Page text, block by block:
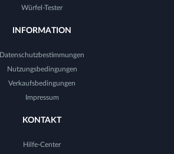
Würfel-Tester
INFORMATION
Datenschutzbestimmungen
Nutzungsbedingungen
Verkaufsbedingungen
Impressum
KONTAKT
Hilfe-Center